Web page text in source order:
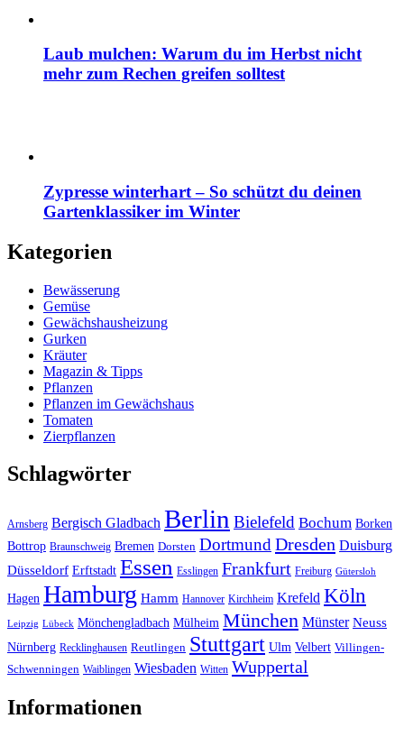
Laub mulchen: Warum du im Herbst nicht
mehr zum Rechen greifen solltest
Zypresse winterhart – So schützt du deinen
Gartenklassiker im Winter
Kategorien
Bewässerung
Gemüse
Gewächshausheizung
Gurken
Kräuter
Magazin & Tipps
Pflanzen
Pflanzen im Gewächshaus
Tomaten
Zierpflanzen
Schlagwörter
Arnsberg Bergisch Gladbach Berlin Bielefeld Bochum Borken
Bottrop Braunschweig Bremen Dorsten DortmundDresden Duisburg
Düsseldorf Erftstadt Essen Esslingen Frankfurt Freiburg Gütersloh
Hagen Hamburg Hamm Hannover Kirchheim Krefeld Köln
Leipzig Lübeck Mönchengladbach Mülheim München Münster Neuss
Nürnberg Recklinghausen Reutlingen Stuttgart Ulm Velbert Villingen-
Schwenningen Waiblingen Wiesbaden Witten Wuppertal
Informationen